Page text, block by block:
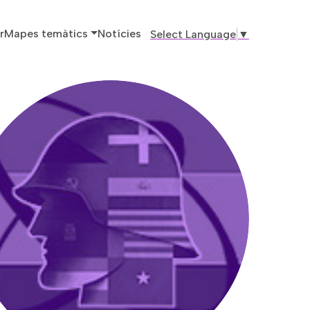
principal
Mapes temàtics Notícies Select Language ▼